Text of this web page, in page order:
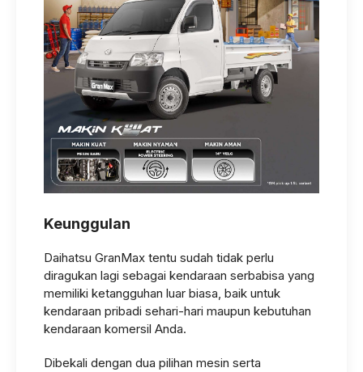
Keunggulan
Daihatsu GranMax tentu sudah tidak perlu
diragukan lagi sebagai kendaraan serbabisa yang
memiliki ketangguhan luar biasa, baik untuk
kendaraan pribadi sehari-hari maupun kebutuhan
kendaraan komersil Anda.
Dibekali dengan dua pilihan mesin serta